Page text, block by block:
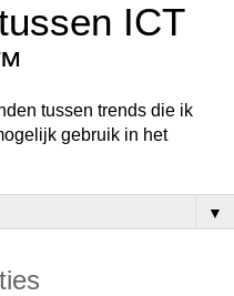
ICT
tussen trends die ik
gebruik in het
▼